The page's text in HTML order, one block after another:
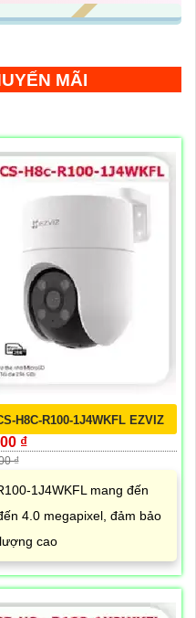
MÃI
H8C-R100-1J4WKFL EZVIZ
₫
₫
1J4WKFL mang đến
4.0 megapixel, đảm bảo
cao